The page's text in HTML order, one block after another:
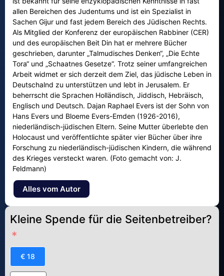
allen Bereichen des Judentums und ist ein Spezialist in
Sachen Gijur und fast jedem Bereich des Jüdischen Rechts.
Als Mitglied der Konferenz der europäischen Rabbiner (CER)
und des europäischen Beit Din hat er mehrere Bücher
geschrieben, darunter „Talmudisches Denken“, „Die Echte
Tora“ und „Schaatnes Gesetze“. Trotz seiner umfangreichen
Arbeit widmet er sich derzeit dem Ziel, das jüdische Leben in
Deutschalnd zu unterstützen und lebt in Jerusalem. Er
beherrscht die Sprachen Holländisch, Jiddisch, Hebräisch,
Englisch und Deutsch. Dajan Raphael Evers ist der Sohn von
Hans Evers und Bloeme Evers-Emden (1926-2016),
niederländisch-jüdischen Eltern. Seine Mutter überlebte den
Holocaust und veröffentlichte später vier Bücher über ihre
Forschung zu niederländisch-jüdischen Kindern, die während
des Krieges versteckt waren. (Foto gemacht von: J.
Feldmann)
Alles vom Autor
Kleine Spende für die Seitenbetreiber?
€ 18